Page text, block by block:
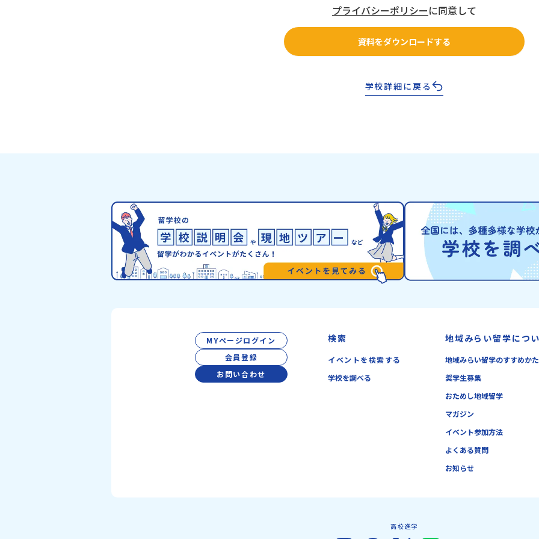
プライバシーポリシーに同意して
資料をダウンロードする
学校詳細に戻る
MYページログイン
会員登録
お問い合わせ
検索
イベントを検索する
学校を調べる
地域みらい留学につ
地域みらい留学のすすめかた
奨学生募集
おためし地域留学
マガジン
イベント参加方法
よくある質問
お知らせ
高校進学